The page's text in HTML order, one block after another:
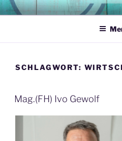
Zum
Inhalt
Ihre Konflikte möchten wir haben
SCHLAGWORT:
Mag.(FH) Ivo Gewolf